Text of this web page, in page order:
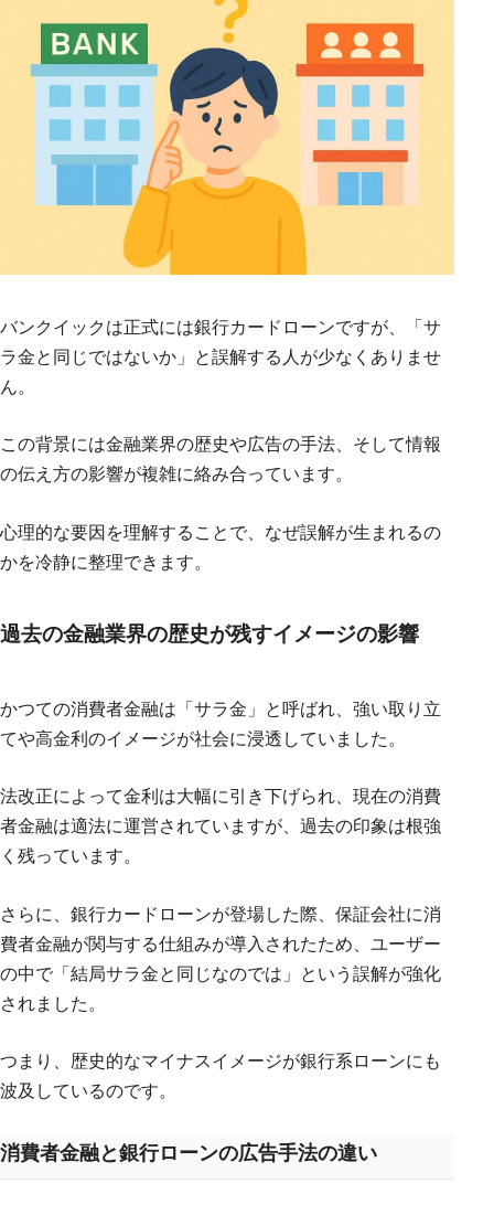
バンクイックは正式には銀行カードローンですが、「サ
ラ金と同じではないか」と誤解する人が少なくありませ
ん。
この背景には金融業界の歴史や広告の手法、そして情報
の伝え方の影響が複雑に絡み合っています。
心理的な要因を理解することで、なぜ誤解が生まれるの
かを冷静に整理できます。
過去の金融業界の歴史が残すイメージの影響
かつての消費者金融は「サラ金」と呼ばれ、強い取り立
てや高金利のイメージが社会に浸透していました。
法改正によって金利は大幅に引き下げられ、現在の消費
者金融は適法に運営されていますが、過去の印象は根強
く残っています。
さらに、銀行カードローンが登場した際、保証会社に消
費者金融が関与する仕組みが導入されたため、ユーザー
の中で「結局サラ金と同じなのでは」という誤解が強化
されました。
つまり、歴史的なマイナスイメージが銀行系ローンにも
波及しているのです。
消費者金融と銀行ローンの広告手法の違い